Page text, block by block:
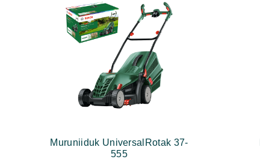
Muruniiduk UniversalRotak 37-
555